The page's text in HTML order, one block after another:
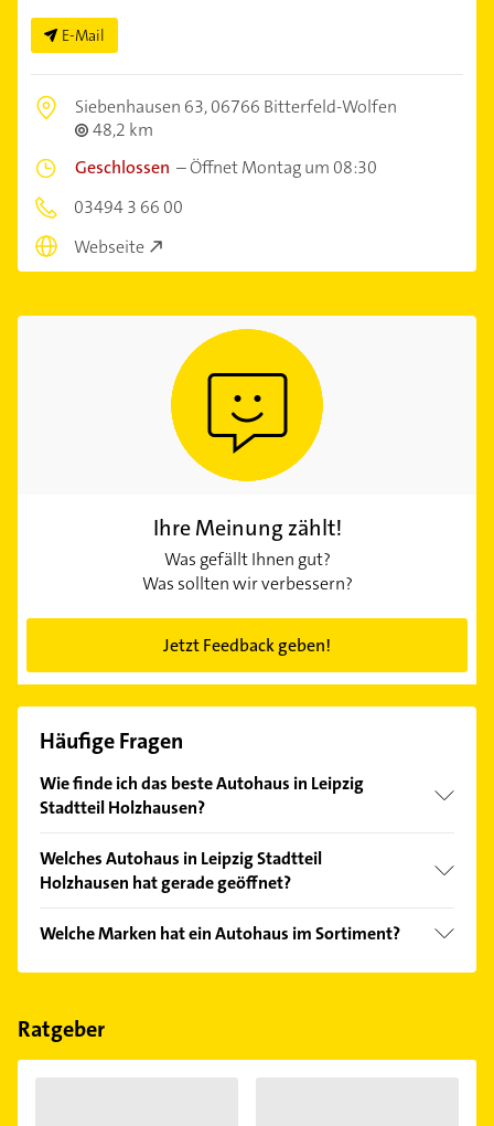
E-Mail
Siebenhausen 63,06766 Bitterfeld-Wolfen
48,2 km
Geschlossen –Öffnet Montag um 08:30
03494 3 66 00
Webseite
Ihre Meinung zählt!
Was gefällt Ihnen gut?
Was sollten wir verbessern?
Jetzt Feedback geben!
Häufige Fragen
Wie finde ich das beste Autohaus in Leipzig
Stadtteil Holzhausen?
Kundenmeinungen und profitieren Sie von den
Empfehlungen. Die Suchergebnisse können Sie sich
Welches Autohaus in Leipzig Stadtteil
Holzhausen hat gerade geöffnet?
Bitte beachten Sie, dass diese an Sonn- und
Feiertagen abweichen können.
Welche Marken hat ein Autohaus im Sortiment?
Das Autohaus verkauft Marken wie Ford.
Ratgeber